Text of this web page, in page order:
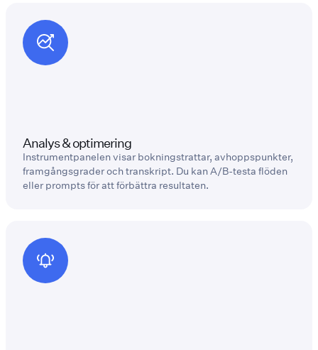
Analys & optimering
Instrumentpanelen visar bokningstrattar, avhoppspunkter,
framgångsgrader och transkript. Du kan A/B-testa flöden
eller prompts för att förbättra resultaten.